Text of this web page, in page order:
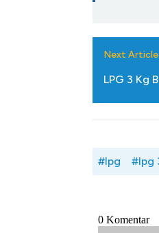
Next Article
LPG 3 Kg
#lpg #lpg